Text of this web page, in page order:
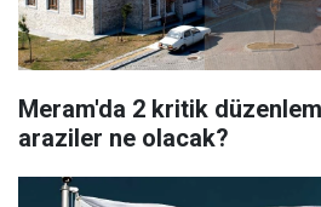
Meram'da 2 kritik
araziler ne olacak?